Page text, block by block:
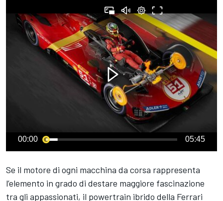
00:00 05:45
Se il motore di ogni macchina da corsa rappresenta
l’elemento in grado di destare maggiore fascinazione
tra gli appassionati, il powertrain ibrido della Ferrari